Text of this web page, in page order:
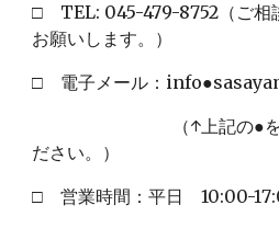
□ TEL: 045-479-8752（ご相
お願いします。）
□ 電子メール ：
（↑上記の●
ださい。 ）
□営業時間 ：平日 10:00-17